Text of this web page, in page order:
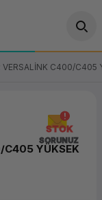
VERSALİNK C400/C405
STOK
SORUNUZ
C405 YÜKSEK